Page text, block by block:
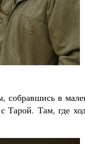
собравшись в
Тарой. Там, где
Великомученик